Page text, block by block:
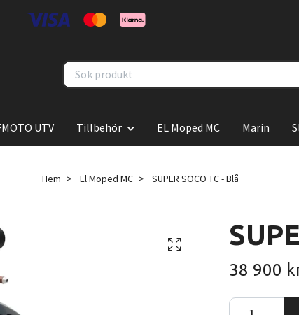
UTV Tillbehör EL Moped MC Marin
Hem El Moped MC SUPER SOCO TC - Blå
38 900